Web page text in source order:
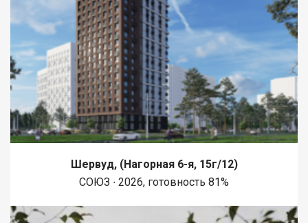
Шервуд, (Нагорная 6-я, 15г/12)
СОЮЗ ∙ 2026, готовность 81%